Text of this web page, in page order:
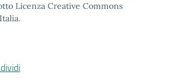
Licenza Creative Commons